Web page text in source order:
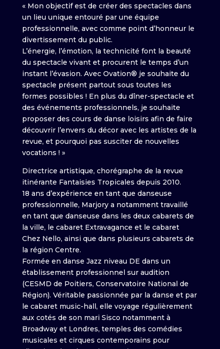
« Mon objectif est de créer des spectacles dans
un lieu unique entouré par une équipe
professionnelle, avec comme point d’honneur le
divertissement du public.
L’énergie, l’émotion, la technicité font la beauté
du spectacle vivant et procurent le temps d’un
instant l’évasion. Avec Ovation® je souhaite du
spectacle présent partout sous toutes les
formes possibles ! En plus du dîner-spectacle et
des événements professionnels, je souhaite
proposer des cours de danse loisirs afin de faire
découvrir l’envers du décor avec les artistes de la
revue, et pourquoi pas susciter de nouvelles
vocations ! »
Directrice artistique, chorégraphe de la revue
itinérante Fantaisies Tropicales depuis 2010.
18 ans d’expérience en tant que danseuse
professionnelle, Marjory a notamment travaillé
en tant que danseuse dans les deux cabarets de
la ville, le cabaret Extravagance et le cabaret
Chez Nello, ainsi que dans plusieurs cabarets de
la région Centre.
Formée en danse Jazz niveau DE dans un
établissement professionnel sur audition
(CESMD de Poitiers, Conservatoire National de
Région). Véritable passionnée par la danse et par
le cabaret music-hall, elle voyage régulièrement
aux cotés de son mari Sisco notamment à
Broadway et Londres, temples des comédies
musicales et cirques contemporains pour